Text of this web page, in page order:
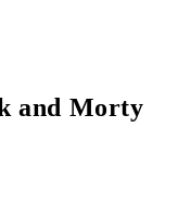
and Morty